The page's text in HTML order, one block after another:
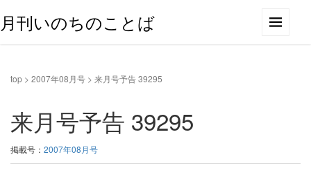
月刊いのちのことば
top > 2007年08月号 > 来月号予告 39295
来月号予告 39295
掲載号： 2007年08月号